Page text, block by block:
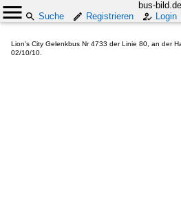
bus-bild.de
Suche
Registrieren Login
Lion's City Gelenkbus Nr 4733 der Linie 80, an der
02/10/10.